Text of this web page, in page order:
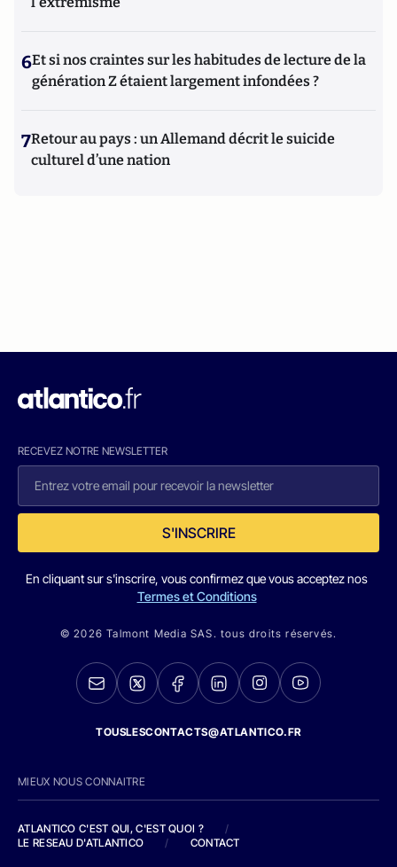
6Et si nos craintes sur les habitudes de lecture de la
génération Z étaient largement infondées ?
7Retour au pays : un Allemand décrit le suicide
culturel d’une nation
RECEVEZ NOTRE NEWSLETTER
S'INSCRIRE
En cliquant sur s'inscrire, vous confirmez que vous acceptez nos
Termes et Conditions
© 2026 Talmont Media SAS. tous droits réservés.
TOUSLESCONTACTS@ATLANTICO.FR
MIEUX NOUS CONNAITRE
ATLANTICO C'EST QUI, C'EST QUOI ?
/
LE RESEAU D'ATLANTICO
/ CONTACT